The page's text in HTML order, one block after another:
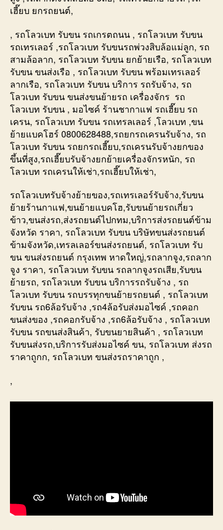
เฮี๊ยบ ยกรถยนต์,
, รถโลวเบท รับขน รถเกรตถนน , รถโลวเบท รับขน
รถเทรเลอร์ ,รถโลวเบท รับขนรถพ่วงสิบล้อแม่ลูก, รถ
สามล้อลาก, รถโลวเบท รับขน ยกย้ายเรือ, รถโลวเบท
รับขน ขนส่งเรือ , รถโลวเบท รับขน พร้อมเทรเลอร์
ลากเรือ, รถโลวเบท รับขน บริการ รถรับจ้าง, รถ
โลวเบท รับขน ขนส่งขนย้ายรถ เครื่องจักร รถ
โลวเบท รับขน , มอไซค์ ร้านชากาแฟ รถเฮี๊ยบ รถ
เครน, รถโลวเบท รับขน รถเทรลเลอร์ ,โลวเบท ,ขน
ย้ายแบคโฮร์ 0800628488,รถยกรถเครนรับจ้าง, รถ
โลวเบท รับขน รถยกรถเฮี๊ยบ,รถเครนรับจ้างยกของ
ขึ้นที่สูง,รถเฮี๊ยบรับจ้างยกย้ายเครื่องจักรหนัก, รถ
โลวเบท รถเครนให้เช่า,รถเฮี๊ยบให้เช่า,
รถโลวเบทรับจ้างย้ายของ,รถเทรเลอร์รับจ้าง,รับขน
ย้ายร้านกาแฟ,ขนย้ายแบคโฮ,รับขนย้ายรถเกี่ยว
ข้าว,ขนส่งรถ,ส่งรถยนต์ไปกทม,บริการส่งรถยนต์ข้าม
จังหวัด ราคา, รถโลวเบท รับขน บริษัทขนส่งรถยนต์
ข้ามจังหวัด,เทรลเลอร์ขนส่งรถยนต์, รถโลวเบท รับ
ขน ขนส่งรถยนต์ กรุงเทพ หาดใหญ่,รถลากจูง,รถลาก
จูง ราคา, รถโลวเบท รับขน รถลากจูงรถเสีย,รับขน
ย้ายรถ, รถโลวเบท รับขน บริการรถรับจ้าง , รถ
โลวเบท รับขน รถบรรทุกขนย้ายรถยนต์ , รถโลวเบท
รับขน รถ6ล้อรับจ้าง ,รถ4ล้อรับส่งมอไซค์ ,รถคอก
ขนส่งของ ,รถคอกรับจ้าง ,รถ6ล้อรับจ้าง , รถโลวเบท
รับขน รถขนส่งสินค้า, รับขนยายสินค้า , รถโลวเบท
รับขนส่งรถ,บริการรับส่งมอไซค์ ขน, รถโลวเบท ส่งรถ
ราคาถูกก, รถโลวเบท ขนส่งรถราคาถูก ,
,